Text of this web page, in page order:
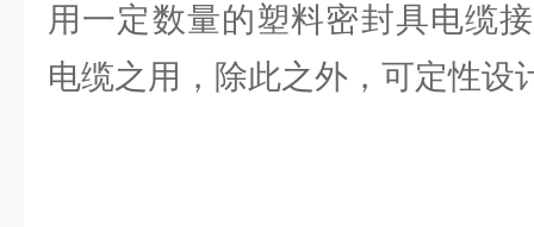
用一定数量的塑料密封具电缆
电缆之用，除此之外，可定性设